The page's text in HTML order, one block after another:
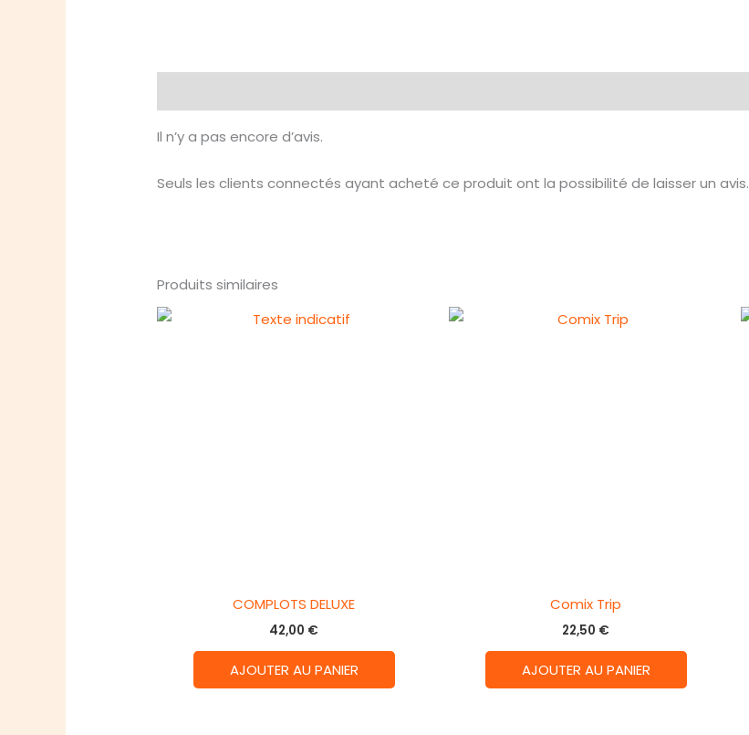
Il n’y a pas encore d’avis.
Seuls les clients connectés ayant acheté ce produit ont la possibilité de laisser un avis.
Produits similaires
COMPLOTS DELUXE
42,00 €
AJOUTER AU PANIER
Comix Trip
22,50 €
AJOUTER AU PANIER